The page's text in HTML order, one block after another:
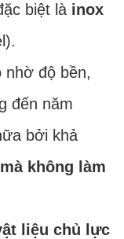
biệt là inox
nhờ độ bền,
đến năm
bởi khả
không làm
liệu chủ lực